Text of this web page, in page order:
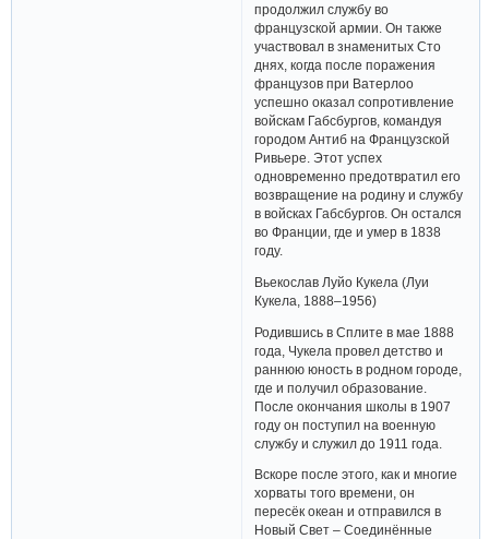
продолжил службу во
французской армии. Он также
участвовал в знаменитых Сто
днях, когда после поражения
французов при Ватерлоо
успешно оказал сопротивление
войскам Габсбургов, командуя
городом Антиб на Французской
Ривьере. Этот успех
одновременно предотвратил его
возвращение на родину и службу
в войсках Габсбургов. Он остался
во Франции, где и умер в 1838
году.
Вьекослав Луйо Кукела (Луи
Кукела, 1888–1956)
Родившись в Сплите в мае 1888
года, Чукела провел детство и
раннюю юность в родном городе,
где и получил образование.
После окончания школы в 1907
году он поступил на военную
службу и служил до 1911 года.
Вскоре после этого, как и многие
хорваты того времени, он
пересёк океан и отправился в
Новый Свет – Соединённые